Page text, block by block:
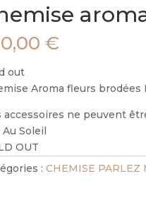
€
out
Aroma fleurs brodées
accessoires ne peuvent
Au Soleil
OUT
: CHEMISE PARLEZ